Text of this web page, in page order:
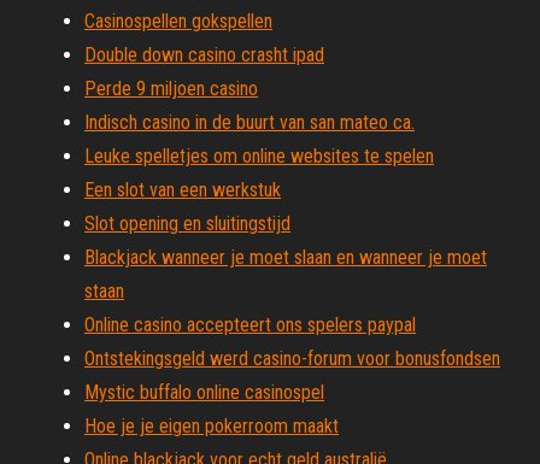
Casinospellen gokspellen
Double down casino crasht ipad
Perde 9 miljoen casino
Indisch casino in de buurt van san mateo ca.
Leuke spelletjes om online websites te spelen
Een slot van een werkstuk
Slot opening en sluitingstijd
Blackjack wanneer je moet slaan en wanneer je moet
staan
Online casino accepteert ons spelers paypal
Ontstekingsgeld werd casino-forum voor bonusfondsen
Mystic buffalo online casinospel
Hoe je je eigen pokerroom maakt